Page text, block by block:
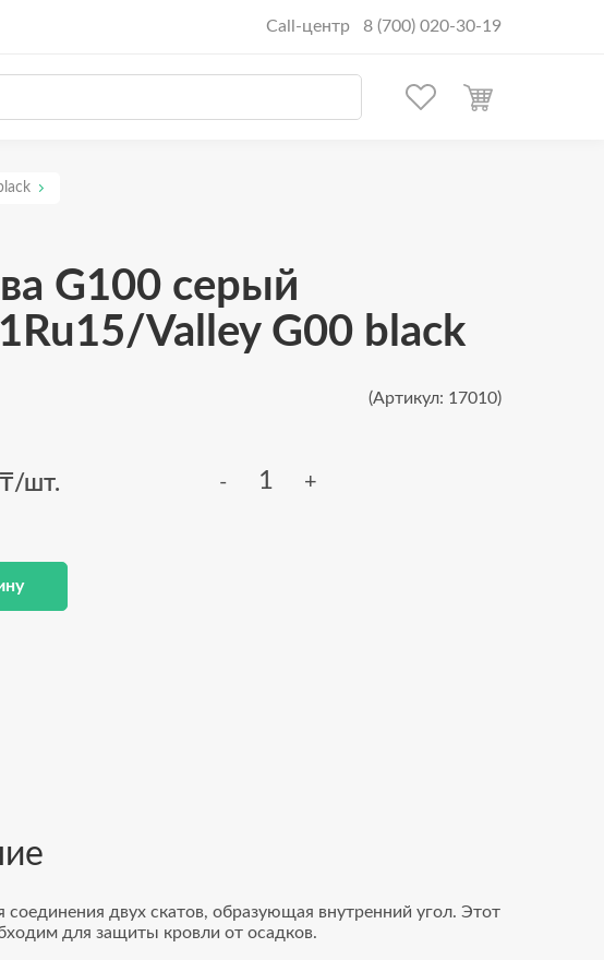
Call-центр 8 (700) 020-30-19
G100 серый
Valley G00 black
(Артикул: 17010)
₸/шт. - +
соединения двух скатов, образующая внутренний угол. Этот
для защиты кровли от осадков.